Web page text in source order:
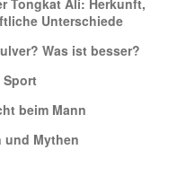
Unterschiede
Was ist besser?
Sport
beim Mann
und Mythen